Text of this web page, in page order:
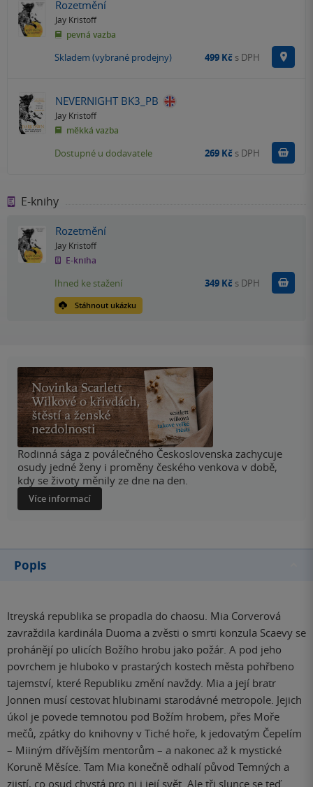
Rozetmění
Jay Kristoff
pevná vazba
Skladem (vybrané prodejny) 499 Kč s DPH
NEVERNIGHT BK3_PB
Jay Kristoff
měkká vazba
Dostupné u dodavatele 269 Kč s DPH
E-knihy
Rozetmění
Jay Kristoff
E-kniha
Stáhnout ukázku
Ihned ke stažení 349 Kč s DPH Koupit
Rodinná sága z poválečného Československa zachycuje
osudy jedné ženy i proměny českého venkova v době,
kdy se životy měnily ze dne na den.
Více informací
Popis
Itreyská republika se propadla do chaosu. Mia Corverová
zavraždila kardinála Duoma a zvěsti o smrti konzula Scaevy se
prohánějí po ulicích Božího hrobu jako požár. A pod jeho
povrchem je hluboko v prastarých kostech města pohřbeno
tajemství, které Republiku změní navždy. Mia a její bratr
Jonnen musí cestovat hlubinami starodávné metropole. Jejich
úkol je povede temnotou pod Božím hrobem, přes Moře
mečů, zpátky do knihovny v Tiché hoře, k jedovatým Čepelím
– Miiným dřívějším mentorům – a nakonec až k mystické
Koruně Měsíce. Tam Mia konečně odhalí původ Temných a
zjistí, co osud chystá pro ni i její svět. Ale tři slunce se teď